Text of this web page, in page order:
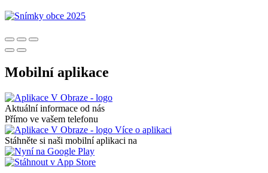
Mobilní aplikace
Aktuální informace od nás
Přímo ve vašem telefonu
Více o aplikaci
Stáhněte si naši mobilní aplikaci na